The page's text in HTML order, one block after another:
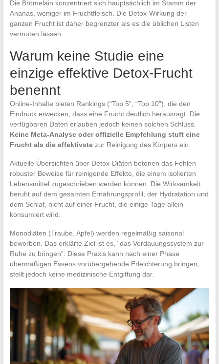
Die Bromelain konzentriert sich hauptsächlich im Stamm der
Ananas, weniger im Fruchtfleisch. Die Detox-Wirkung der
ganzen Frucht ist daher begrenzter als es die üblichen Listen
vermuten lassen.
Warum keine Studie eine
einzige effektive Detox-Frucht
benennt
Online-Inhalte bieten Rankings (“Top 5”, “Top 10”), die den
Eindruck erwecken, dass eine Frucht deutlich herausragt. Die
verfügbaren Daten erlauben jedoch keinen solchen Schluss.
Keine Meta-Analyse oder offizielle Empfehlung stuft eine
Frucht als die effektivstezur Reinigung des Körpers ein.
Aktuelle Übersichten über Detox-Diäten betonen das Fehlen
robuster Beweise für reinigende Effekte, die einem isolierten
Lebensmittel zugeschrieben werden können. Die Wirksamkeit
beruht auf dem gesamten Ernährungsprofil, der Hydratation und
dem Schlaf, nicht auf einer Frucht, die einige Tage allein
konsumiert wird.
Monodiäten (Traube, Apfel) werden regelmäßig saisonal
beworben. Das erklärte Ziel ist es, “das Verdauungssystem zur
Ruhe zu bringen”. Diese Praxis kann nach einer Phase
übermäßigen Essens vorübergehende Erleichterung bringen,
stellt jedoch keine medizinische Entgiftung dar.